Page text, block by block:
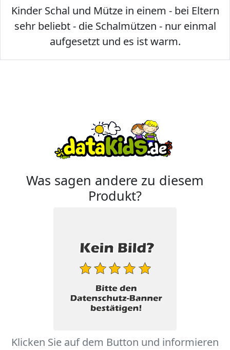
Kinder Schal und Mütze in einem - bei Eltern
sehr beliebt - die Schalmützen - nur einmal
aufgesetzt und es ist warm.
Was sagen andere zu diesem
Produkt?
Klicken Sie auf dem Button und informieren